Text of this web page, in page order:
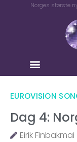
Norges største
EUROVISION
Dag 4:
Eirik Finbakmai